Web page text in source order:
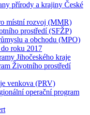
přírody a krajiny České
místní rozvoj (MMR)
prostředí (SFŽP)
a obchodu (MPO)
roku 2017
Jihočeského kraje
Životního prostředí
venkova (PRV)
operační program